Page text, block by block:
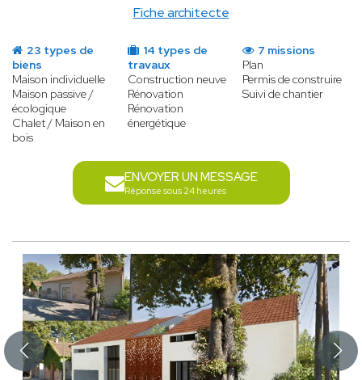
Fiche architecte
23 types de
biens
Maison individuelle
Maison passive /
écologique
Chalet / Maison en
bois
14 types de
travaux
Construction neuve
Rénovation
Rénovation
énergétique
7 missions
Plan
Permis de construire
Suivi de chantier
ENVOYER UN MESSAGE
Réponse sous 24 heures